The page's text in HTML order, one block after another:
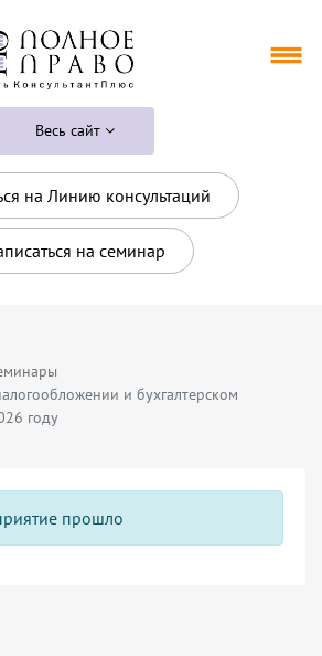
Весь сайт
на Линию консультаций
на семинар
и бухгалтерском
году
прошло